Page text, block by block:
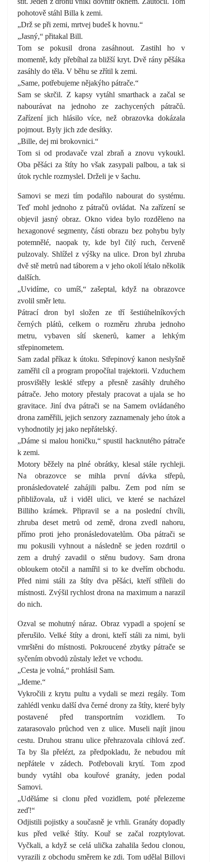
pohotově stáhl Billa k zemi.
„Drž se při zemi, mrtvej budeš k hovnu.“
„Jasný,“ přitakal Bill.
Tom se pokusil drona zasáhnout. Zastihl ho v
momentě, kdy přebíhal za bližší kryt. Dvě rány pěšáka
zasáhly do těla. V běhu se zřítil k zemi.
„Same, potřebujeme nějakýho pátrače.“
Sam se skrčil. Z kapsy vytáhl smarthack a začal se
nabourávat na jednoho ze zachycených pátračů.
Zařízení jich hlásilo více, než obrazovka dokázala
pojmout. Byly jich zde desítky.
„Bille, dej mi brokovnici.“
Tom si od prodavače vzal zbraň a znovu vykoukl.
Oba pěšáci za štíty ho však zasypali palbou, a tak si
útok rychle rozmyslel. Drželi je v šachu.
Samovi se mezi tím podařilo nabourat do systému.
Teď mohl jednoho z pátračů ovládat. Na zařízení se
objevil jasný obraz. Okno videa bylo rozděleno na
hexagonové segmenty, části obrazu bez pohybu byly
potemnělé, naopak ty, kde byl čilý ruch, červeně
pulzovaly. Shlížel z výšky na ulice. Dron byl zhruba
dvě stě metrů nad táborem a v jeho okolí létalo několik
dalších.
„Uvidíme, co umíš,“ zašeptal, když na obrazovce
zvolil směr letu.
Pátrací dron byl složen ze tří šestiúhelníkových
černých plátů, celkem o rozměru zhruba jednoho
metru, vybaven sítí skenerů, kamer a lehkým
střepinometem.
Sam zadal příkaz k útoku. Střepinový kanon neslyšně
zaměřil cíl a program propočítal trajektorii. Vzduchem
prosvištěly lesklé střepy a přesně zasáhly druhého
pátrače. Jeho motory přestaly pracovat a ujala se ho
gravitace. Jiní dva pátrači se na Samem ovládaného
drona zaměřili, jejich senzory zaznamenaly jeho útok a
vyhodnotily jej jako nepřátelský.
„Dáme si malou honičku,“ spustil hacknutého pátrače
k zemi.
Motory běžely na plné obrátky, klesal stále rychleji.
Na obrazovce se mihla první dávka střepů,
pronásledovatelé zahájili palbu. Zem pod ním se
přibližovala, už i viděl ulici, ve které se nacházel
Billiho krámek. Připravil se a na poslední chvíli,
zhruba deset metrů od země, drona zvedl nahoru,
přímo proti jeho pronásledovatelům. Oba pátrači se
mu pokusili vyhnout a následně se jeden rozdrtil o
zem a druhý zavadil o stěnu budovy. Sam drona
obloukem otočil a namířil si to ke dveřím obchodu.
Před nimi stáli za štíty dva pěšáci, kteří stříleli do
místnosti. Zvýšil rychlost drona na maximum a narazil
do nich.
Ozval se mohutný náraz. Obraz vypadl a spojení se
přerušilo. Velké štíty a droni, kteří stáli za nimi, byli
vmrštěni do místnosti. Pokroucené zbytky pátrače se
syčením obvodů zůstaly ležet ve vchodu.
„Cesta je volná,“ prohlásil Sam.
„Jdeme.“
Vykročili z krytu pultu a vydali se mezi regály. Tom
zahlédl venku další dva černé drony za štíty, které byly
postavené před transportním vozidlem. To
zatarasovalo průchod ven z ulice. Museli najít jinou
cestu. Druhou stranu ulice přehrazovala cihlová zeď.
Ta by šla přelézt, za předpokladu, že nebudou mít
nepřátele v zádech. Potřebovali krytí. Tom zpod
bundy vytáhl oba kouřové granáty, jeden podal
Samovi.
„Uděláme si clonu před vozidlem, poté přelezeme
zeď!“
Odjistili pojistky a současně je vrhli. Granáty dopadly
kus před velké štíty. Kouř se začal rozptylovat.
Vyčkali, a když se celá ulička zahalila šedou clonou,
vyrazili z obchodu směrem ke zdi. Tom udělal Billovi